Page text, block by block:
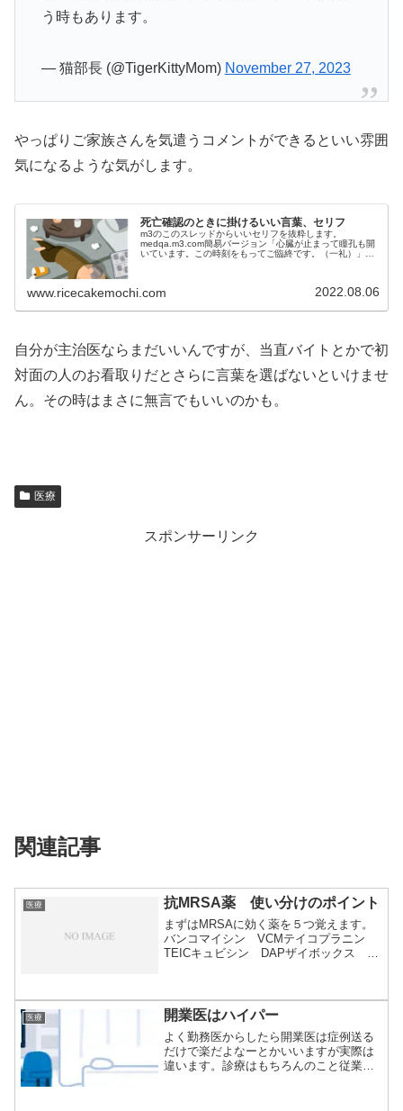
う時もあります。
— 猫部長 (@TigerKittyMom) November 27, 2023
やっぱりご家族さんを気遣うコメントができるといい雰囲
気になるような気がします。
死亡確認のときに掛けるいい言葉、セリフ
m3のこのスレッドからいいセリフを抜粋します。
medqa.m3.com簡易バージョン「心臓が止まって瞳孔も開
いています。この時刻をもってご臨終です。（一礼）」長
www.ricecakemochi.com 2022.08.06
自分が主治医ならまだいいんですが、当直バイトとかで初
対面の人のお看取りだとさらに言葉を選ばないといけませ
ん。その時はまさに無言でもいいのかも。
医療
スポンサーリンク
関連記事
医療 抗MRSA薬 使い分けのポイント
まずはMRSAに効く薬を５つ覚えます。
バンコマイシン VCMテイコプラニン
TEICキュビシン DAPザイボックス
医療 開業医はハイパー
よく勤務医からしたら開業医は症例送る
だけで楽だよなーとかいいますが実際は
違います。診療はもちろんのこと従業員